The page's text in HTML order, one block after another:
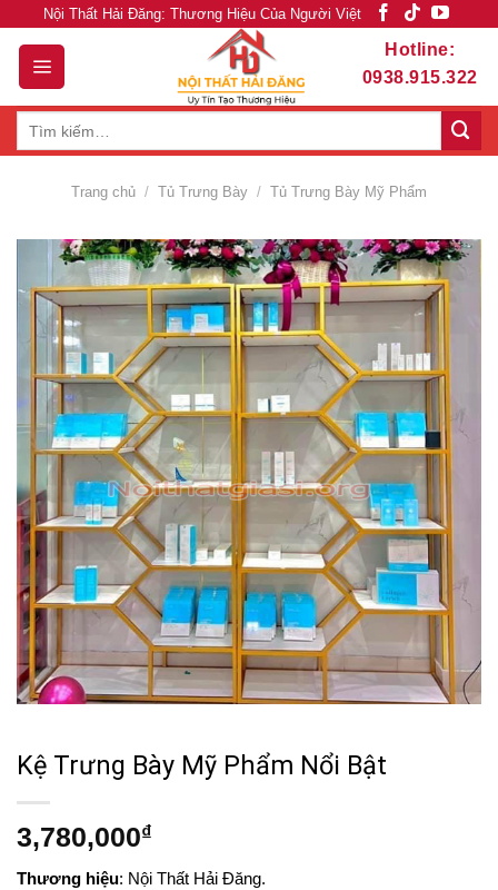
content
Nội Thất Hải Đăng: Thương Hiệu Của Người Việt
Hotline:
0938.915.322
Trang chủ / Tủ Trưng Bày / Tủ Trưng Bày Mỹ Phẩm
Kệ Trưng Bày Mỹ Phẩm Nổi Bật
3,780,000₫
Thương hiệu: Nội Thất Hải Đăng.